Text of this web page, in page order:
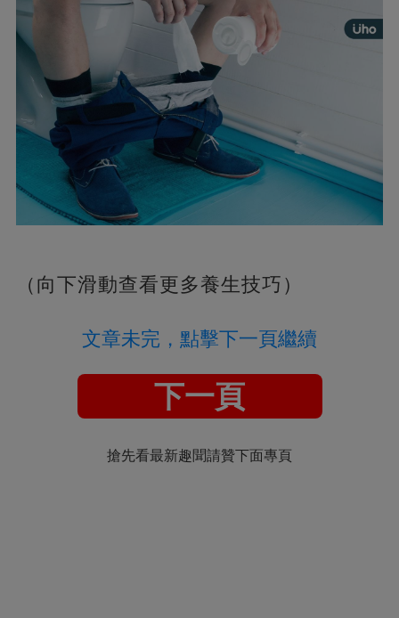
（向下滑動查看更多養生技巧）
文章未完，點擊下一頁繼續
下一頁
搶先看最新趣聞請贊下面專頁